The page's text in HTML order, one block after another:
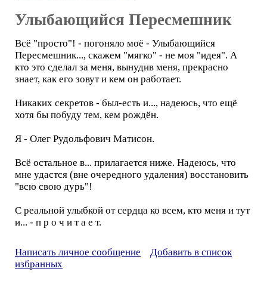
Улыбающийся Пересмешник
Всё "просто"! - погоняло моё - Улыбающийся
Пересмешник..., скажем "мягко" - не моя "идея". А
кто это сделал за меня, вынудив меня, прекрасно
знает, как его зовут и кем он работает.
Никаких секретов - был-есть и..., надеюсь, что ещё
хотя бы побуду тем, кем рождён.
Я - Олег Рудольфович Матисон.
Всё остальное в... прилагается ниже. Надеюсь, что
мне удастся (вне очередного удаления) восстановить
"всю свою дурь"!
С реальной улыбкой от сердца ко всем, кто меня и тут
и... - п р о ч и т а е т.
Написать личное сообщение
Добавить в список
избранных